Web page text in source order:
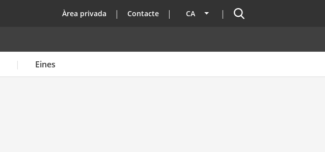
top
Àrea privada Contacte CA Llista les accions addicionals
Cercador
Eines